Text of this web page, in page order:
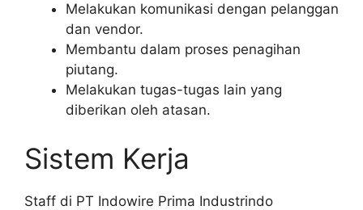
Melakukan komunikasi dengan pelanggan
dan vendor.
Membantu dalam proses penagihan
piutang.
Melakukan tugas-tugas lain yang
diberikan oleh atasan.
Sistem Kerja
Staff di PT Indowire Prima Industrindo